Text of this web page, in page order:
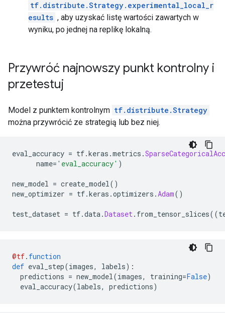
tf.distribute.Strategy.experimental_local_r
esults , aby uzyskać listę wartości zawartych w
wyniku, po jednej na replikę lokalną.
Przywróć najnowszy punkt kontrolny i
przetestuj
Model z punktem kontrolnym tf.distribute.Strategy
można przywrócić ze strategią lub bez niej.
eval_accuracy = tf.keras .metrics .
name= 'eval_accuracy' )
new_model = create_model()
new_optimizer = tf.keras .optimizers .Adam()
test_dataset = tf.data.Dataset. from_tensor_slices((
@tf. function
def eval_step(images, labels):
predictions = new_model(images, training=False)
eval_accuracy(labels, predictions)